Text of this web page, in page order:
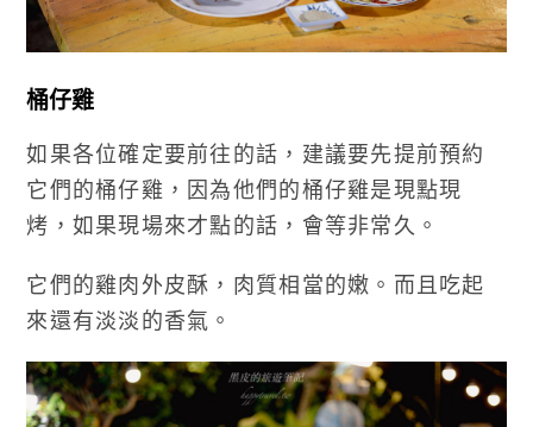
桶仔雞
如果各位確定要前往的話，建議要先提前預約
它們的桶仔雞，因為他們的桶仔雞是現點現
烤，如果現場來才點的話，會等非常久。
它們的雞肉外皮酥，肉質相當的嫩。而且吃起
來還有淡淡的香氣。